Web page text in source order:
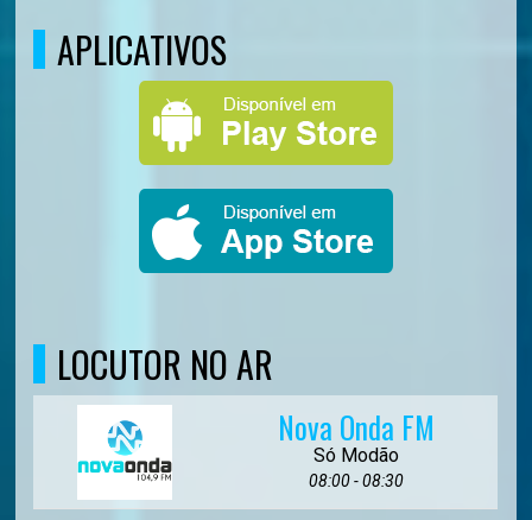
APLICATIVOS
LOCUTOR NO AR
Nova Onda FM
Só Modão
08:00 - 08:30